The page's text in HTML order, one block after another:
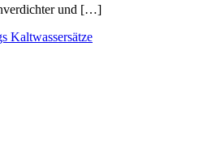
und […]
Kaltwassersätze